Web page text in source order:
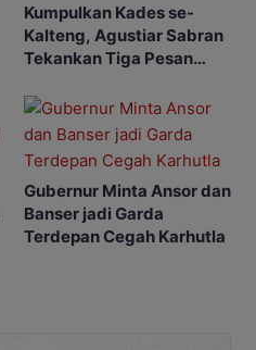
Kumpulkan Kades se-
Kalteng, Agustiar Sabran
Tekankan Tiga Pesan
Gubernur Minta Ansor dan
Banser jadi Garda
Terdepan Cegah Karhutla